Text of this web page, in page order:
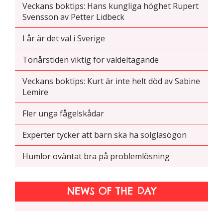
Veckans boktips: Hans kungliga höghet Rupert
Svensson av Petter Lidbeck
I år är det val i Sverige
Tonårstiden viktig för valdeltagande
Veckans boktips: Kurt är inte helt död av Sabine
Lemire
Fler unga fågelskådar
Experter tycker att barn ska ha solglasögon
Humlor oväntat bra på problemlösning
NEWS OF THE DAY
Marknadsföring
Genom att dela
intressen och ditt
surfar ökar du
chansen att få se
personligt
anpassat innehåll
och erbjudanden.